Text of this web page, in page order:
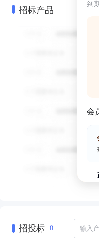
招标产品 到
会
招投标 0